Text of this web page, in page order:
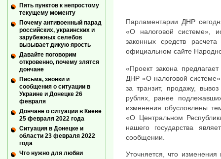
Парламентарии ДНР
«О налоговой системе»,
законных средств
официальном сайте
«Проект закона
ДНР «О налоговой
за транзит, продажу,
рублях, ранее
изменения обусловлены
«О Центральном
нашего государства
сообщении.
Уточняется, что изменения
Пять пунктов к непростому
текущему моменту
Почему антивоенный парад
российских, украинских и
зарубежных селебов
вызывает дикую ярость
Давайте поговорим
откровенно, почему злятся
дончане
Письма, звонки и
сообщения о ситуации в
Украине и Донецке 26
февраля
Дончане о ситуации в Киеве
25 февраля 2022 года
Ситуация в Донецке и
области 23 февраля 2022
года
Что нужно для любви